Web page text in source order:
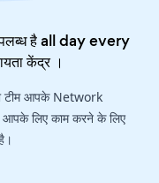
है all day every
केंद्र।
टीम आपके Network
लिए काम करने के लिए